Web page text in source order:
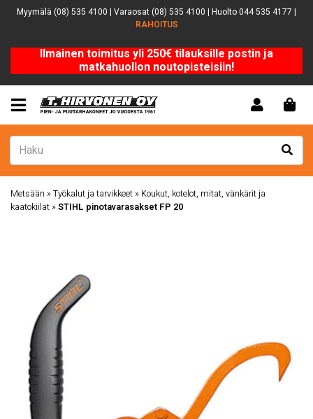
Myymälä (08) 535 4100 | Varaosat (08) 535 4100 | Huolto 044 535 4177 |
RAHOITUS
Ilmainen toimitus yli 250€ tilauksille postin ja
matkahuollon noutopisteisiin!
Metsään »Työkalut ja tarvikkeet » Koukut, kotelot, mitat, vänkärit ja
kaatokiilat »STIHL pinotavarasakset FP 20